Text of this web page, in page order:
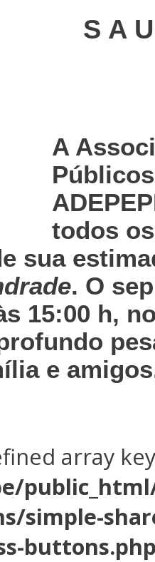
S A
A
todos
sua
. O
15:00 h,
e
array
simple-